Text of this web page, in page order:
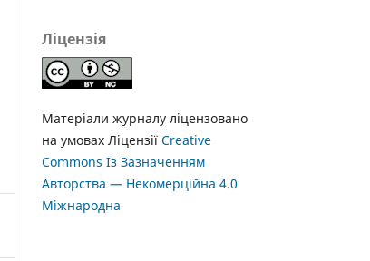
Ліцензія
Матеріали журналу ліцензовано
на умовах Ліцензії Creative
Commons Із Зазначенням
Авторства — Некомерційна 4.0
Міжнародна